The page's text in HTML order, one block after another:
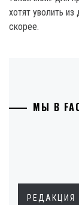
хотят уволить
скорее.
МЫ В
РЕДАКЦИЯ